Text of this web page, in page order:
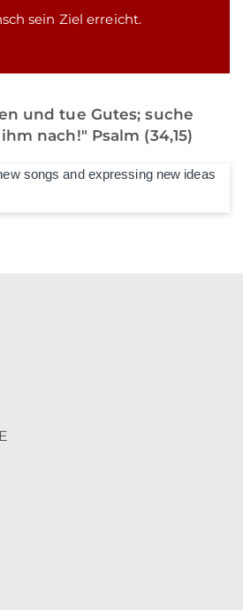
sein Ziel erreicht.
und tue Gutes; suche
nach!" Psalm (34,15)
songs and expressing new ideas